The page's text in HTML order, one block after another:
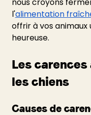
l'alimentation
offrir à vos animaux
heureuse.
Les
les chiens
Causes de